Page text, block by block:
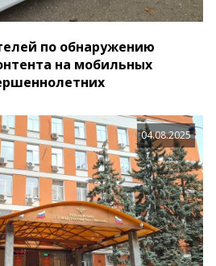
по обнаружению
на мобильных
04.08.2025